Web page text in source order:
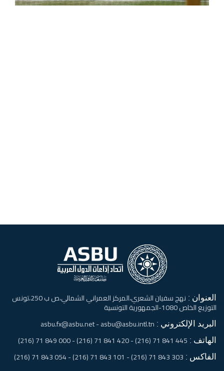
العنوان : نهج سفيان الشعري،المركز العمراني الشمالي،ص ب 250،تونس
التوزيع الخاص 1080-الجمهورية التونسية
البريد الإلكتروني : asbu.fx@asbu.net - asbu@asbu.intl.tn
الهاتف : 445 841 71 (216) - 420 841 71 (216) - 000 849 71 (216)
الفاكس : 303 843 71 (216) - 101 843 71 (216) - 054 843 71 (216)